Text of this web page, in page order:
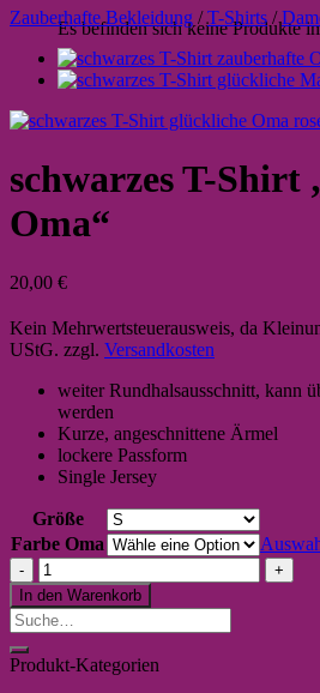
Es befinden sich keine Produkte
Zauberhafte Bekleidung / T-Shirts /
schwarzes T-Shirt
Oma“
20,00 €
Kein Mehrwertsteuerausweis, da
UStG. zzgl. Versandkosten
weiter Rundhalsausschnitt, kann
werden
Kurze, angeschnittene Ärmel
lockere Passform
Single Jersey
Größe
Farbe Oma
schwarzes
T-
Shirt
„glückliche
Menge
In den Warenkorb
Suche
nach:
Produkt-Kategorien